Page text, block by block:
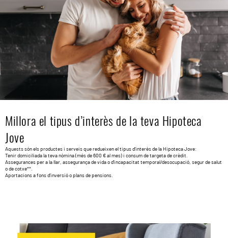
Millora el tipus d’interès de la teva Hipoteca
Jove
Aquests són els productes i serveis que redueixen el tipus d’interès de la Hipoteca Jove:
Tenir domiciliada la teva nòmina (més de 600 € al mes) i consum de targeta de crèdit.
Assegurances per a la llar, assegurança de vida o d'incapacitat temporal/desocupació, segur de salut
o de cotxe**.
Aportacions a fons d'inversió o plans de pensions.